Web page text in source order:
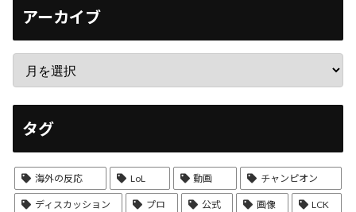
アーカイブ
タグ
海外の反応 LoL 動画 チャンピオン
ディスカッション プロ 公式 画像 LCK